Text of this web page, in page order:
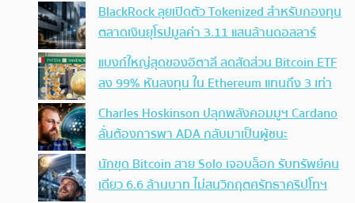
BlackRock ลุยเปิดตัว Tokenized สำหรับกองทุน
ตลาดเงินยุโรปมูลค่า 3.11 แสนล้านดอลลาร์
แบงก์ใหญ่สุดของอิตาลี ลดสัดส่วน Bitcoin ETF
ลง 99% หันลงทุน ใน Ethereum แทนถึง 3 เท่า
Charles Hoskinson ปลุกพลังคอมมูฯ Cardano
ลั่นต้องการพา ADA กลับมาเป็นผู้ชนะ
นักขุด Bitcoin สาย Solo เจอบล็อก รับทรัพย์คน
เดียว 6.6 ล้านบาท ไม่สนวิกฤตศรัทธาคริปโทฯ